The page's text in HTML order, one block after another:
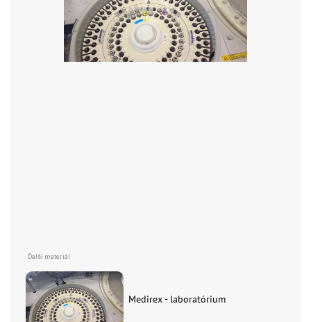
Medirex - laboratórium